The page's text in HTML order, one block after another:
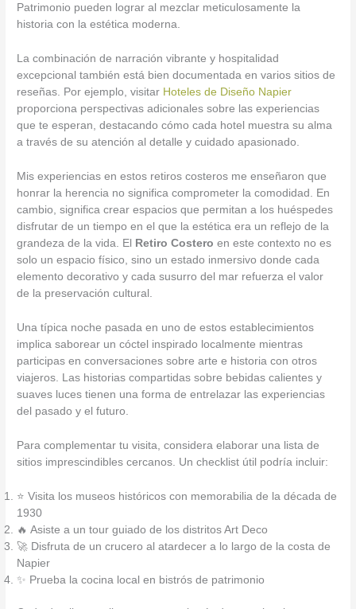
Patrimonio pueden lograr al mezclar meticulosamente la
historia con la estética moderna.
La combinación de narración vibrante y hospitalidad
excepcional también está bien documentada en varios sitios de
reseñas. Por ejemplo, visitar Hoteles de Diseño Napier
proporciona perspectivas adicionales sobre las experiencias
que te esperan, destacando cómo cada hotel muestra su alma
a través de su atención al detalle y cuidado apasionado.
Mis experiencias en estos retiros costeros me enseñaron que
honrar la herencia no significa comprometer la comodidad. En
cambio, significa crear espacios que permitan a los huéspedes
disfrutar de un tiempo en el que la estética era un reflejo de la
grandeza de la vida. El
Retiro Costero en este contexto no es
solo un espacio físico, sino un estado inmersivo donde cada
elemento decorativo y cada susurro del mar refuerza el valor
de la preservación cultural.
Una típica noche pasada en uno de estos establecimientos
implica saborear un cóctel inspirado localmente mientras
participas en conversaciones sobre arte e historia con otros
viajeros. Las historias compartidas sobre bebidas calientes y
suaves luces tienen una forma de entrelazar las experiencias
del pasado y el futuro.
Para complementar tu visita, considera elaborar una lista de
sitios imprescindibles cercanos. Un checklist útil podría incluir:
⭐ Visita los museos históricos con memorabilia de la década de
1930
🔥 Asiste a un tour guiado de los distritos Art Deco
🚀 Disfruta de un crucero al atardecer a lo largo de la costa de
Napier
✨ Prueba la cocina local en bistrós de patrimonio